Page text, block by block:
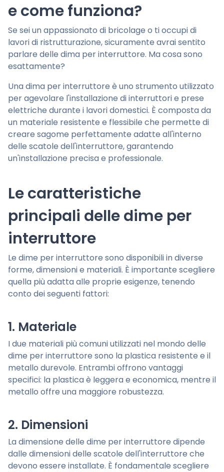
e come funziona?
Se sei un appassionato di bricolage o ti occupi di
lavori di ristrutturazione, sicuramente avrai sentito
parlare delle dima per interruttore. Ma cosa sono
esattamente?
Una dima per interruttore è uno strumento utilizzato
per agevolare l'installazione di interruttori e prese
elettriche durante i lavori domestici. È composta da
un materiale resistente e flessibile che permette di
creare sagome perfettamente adatte all'interno
delle scatole dell'interruttore, garantendo
un'installazione precisa e professionale.
Le caratteristiche
principali delle dime per
interruttore
Le dime per interruttore sono disponibili in diverse
forme, dimensioni e materiali. È importante scegliere
quella più adatta alle proprie esigenze, tenendo
conto dei seguenti fattori:
1. Materiale
I due materiali più comuni utilizzati nel mondo delle
dime per interruttore sono la plastica resistente e il
metallo durevole. Entrambi offrono vantaggi
specifici: la plastica è leggera e economica, mentre il
metallo offre una maggiore robustezza.
2. Dimensioni
La dimensione delle dime per interruttore dipende
dalle dimensioni delle scatole dell'interruttore che
devono essere installate. È fondamentale scegliere